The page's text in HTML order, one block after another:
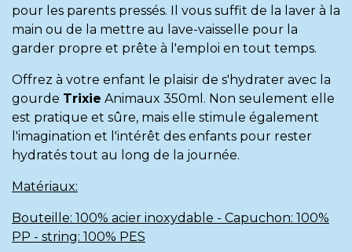
pour les parents pressés. Il vous suffit de la laver à la
main ou de la mettre au lave-vaisselle pour la
garder propre et prête à l'emploi en tout temps.
Offrez à votre enfant le plaisir de s'hydrater avec la
gourde Trixie Animaux 350ml. Non seulement elle
est pratique et sûre, mais elle stimule également
l'imagination et l'intérêt des enfants pour rester
hydratés tout au long de la journée.
Matériaux:
Bouteille: 100% acier inoxydable - Capuchon: 100%
PP - string: 100% PES